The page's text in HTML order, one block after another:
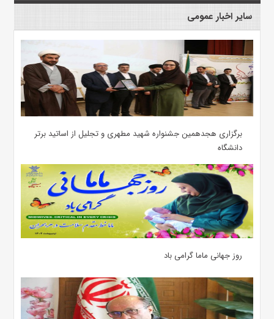
سایر اخبار عمومی
برگزاری هجدهمین جشنواره شهید مطهری و تجلیل از اساتید برتر
دانشگاه
روز جهانی ماما گرامی باد